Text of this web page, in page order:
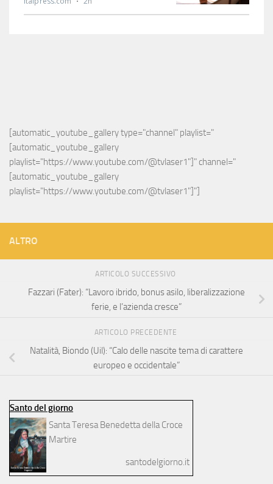
[automatic_youtube_gallery type="channel" playlist="
[automatic_youtube_gallery
playlist="https://www.youtube.com/@tvlaser1"]" channel="
[automatic_youtube_gallery
playlist="https://www.youtube.com/@tvlaser1"]"]
ALTRO
ARTICOLO SUCCESSIVO
Fazzari (Fater): “Lavoro ibrido, bonus asilo, liberalizzazione
ferie, e l’azienda cresce”
ARTICOLO PRECEDENTE
Natalità, Biondo (Uil): “Calo delle nascite tema di carattere
europeo e occidentale”
Santo del giorno
Santa Teresa Benedetta della Croce
Martire
santodelgiorno.it